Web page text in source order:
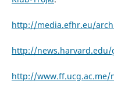
http://media.efhr.eu/
http://news.harvard.edu/
http://www.ff.ucg.ac.me/